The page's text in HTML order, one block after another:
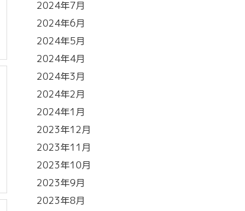
2024年7月
2024年6月
2024年5月
2024年4月
2024年3月
2024年2月
2024年1月
2023年12月
2023年11月
2023年10月
2023年9月
2023年8月